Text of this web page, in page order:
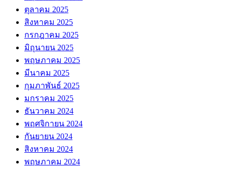
ตุลาคม 2025
สิงหาคม 2025
กรกฎาคม 2025
มิถุนายน 2025
พฤษภาคม 2025
มีนาคม 2025
กุมภาพันธ์ 2025
มกราคม 2025
ธันวาคม 2024
พฤศจิกายน 2024
กันยายน 2024
สิงหาคม 2024
พฤษภาคม 2024